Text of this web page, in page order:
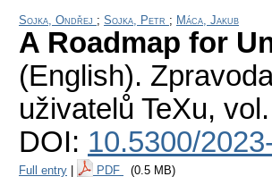
Sojka, Ondřej ; Sojka, Petr ; Máca, Jakub
A Roadmap for
(English).
uživatelů TeXu,
DOI: 10.5300/
Full entry PDF (0.5 MB)